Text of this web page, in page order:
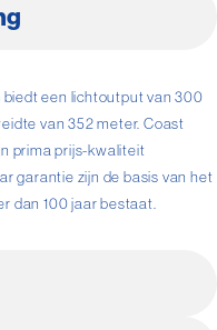
een lichtoutput van 300
van 352 meter. Coast
prima prijs-kwaliteit
garantie zijn de basis van het
dan 100 jaar bestaat.